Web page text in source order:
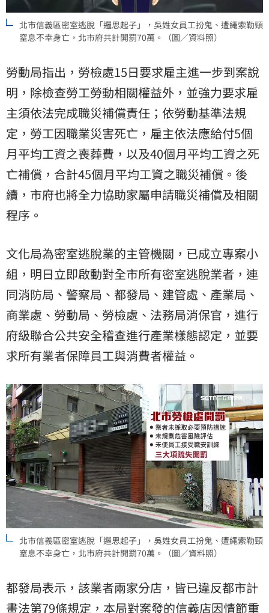
北市信義區密室逃脫「邏思起子」，吳姓女員工扮鬼、遭繩索勒頸
窒息不幸身亡，北市府共計開罰70萬。（圖／資料照）
勞動局指出，勞檢處15日要求雇主進一步到案說
明，除檢查勞工勞動相關權益外，並強力要求雇
主須依法完成職災補償責任；依勞動基準法規
定，勞工因職業災害死亡，雇主依法應給付5個
月平均工資之喪葬費，以及40個月平均工資之死
亡補償，合計45個月平均工資之職災補償。後
續，市府也將全力協助家屬申請職災補償及相關
程序。
文化局為密室逃脫業的主管機關，已成立專案小
組，明日立即啟動對全市所有密室逃脫業者，連
同消防局、警察局、都發局、建管處、產業局、
商業處、勞動局、勞檢處、法務局消保官，進行
府級聯合公共安全稽查進行產業樣態認定，並要
求所有業者保障員工與消費者權益。
北市信義區密室逃脫「邏思起子」，吳姓女員工扮鬼、遭繩索勒頸
窒息不幸身亡，北市府共計開罰70萬。（圖／資料照）
都發局表示，該業者兩家分店，皆已違反都市計
畫法第79條規定，本局對案發的信義店因情節重